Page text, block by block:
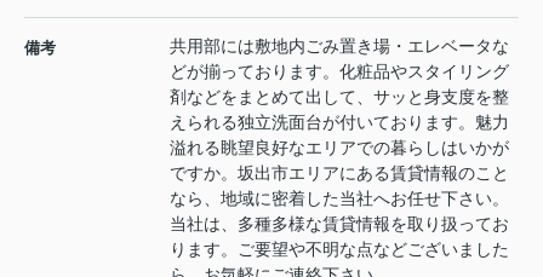
備考
共用部には敷地内ごみ置き場・エレベータな
どが揃っております。化粧品やスタイリング
剤などをまとめて出して、サッと身支度を整
えられる独立洗面台が付いております。魅力
溢れる眺望良好なエリアでの暮らしはいかが
ですか。坂出市エリアにある賃貸情報のこと
なら、地域に密着した当社へお任せ下さい。
当社は、多種多様な賃貸情報を取り扱ってお
ります。ご要望や不明な点などございました